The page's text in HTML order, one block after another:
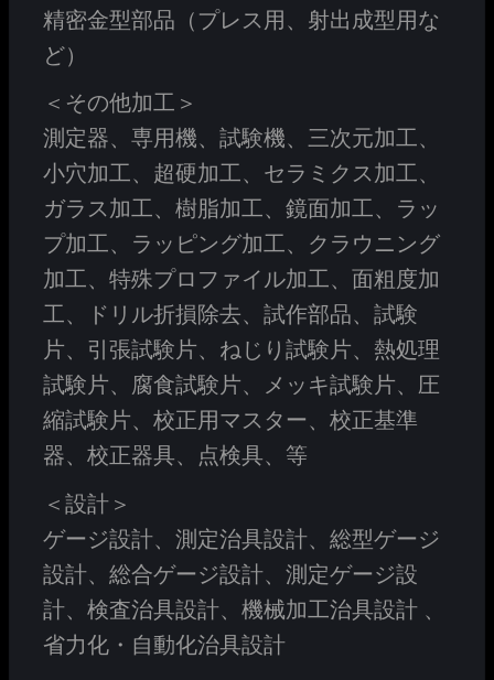
精密金型部品（プレス用、射出成型用な
ど）
＜その他加工＞
測定器、専用機、試験機、三次元加工、
小穴加工、超硬加工、セラミクス加工、
ガラス加工、樹脂加工、鏡面加工、ラッ
プ加工、ラッピング加工、クラウニング
加工、特殊プロファイル加工、面粗度加
工、ドリル折損除去、試作部品、試験
片、引張試験片、ねじり試験片、熱処理
試験片、腐食試験片、メッキ試験片、圧
縮試験片、校正用マスター、校正基準
器、校正器具、点検具、等
＜設計＞
ゲージ設計、測定治具設計、総型ゲージ
設計、総合ゲージ設計、測定ゲージ設
計、検査治具設計、機械加工治具設計 、
省力化・自動化治具設計